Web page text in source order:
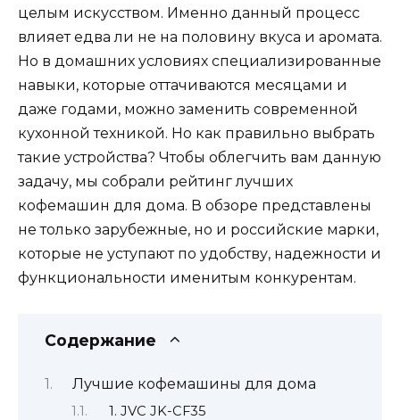
целым искусством. Именно данный процесс
влияет едва ли не на половину вкуса и аромата.
Но в домашних условиях специализированные
навыки, которые оттачиваются месяцами и
даже годами, можно заменить современной
кухонной техникой. Но как правильно выбрать
такие устройства? Чтобы облегчить вам данную
задачу, мы собрали рейтинг лучших
кофемашин для дома. В обзоре представлены
не только зарубежные, но и российские марки,
которые не уступают по удобству, надежности и
функциональности именитым конкурентам.
Содержание
Лучшие кофемашины для дома
1. JVC JK-CF35